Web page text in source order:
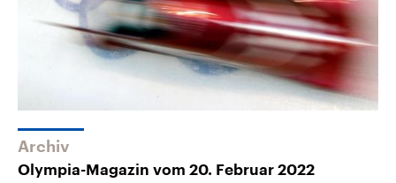
Archiv
Olympia-Magazin vom 20. Februar 2022